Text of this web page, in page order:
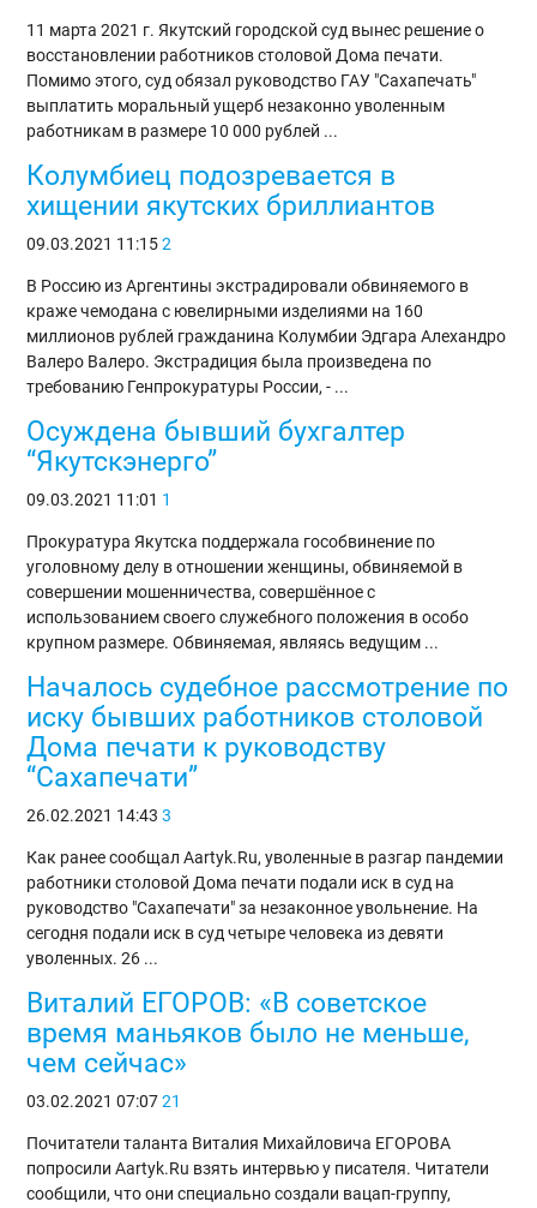
11 марта 2021 г. Якутский городской суд вынес решение о
восстановлении работников столовой Дома печати.
Помимо этого, суд обязал руководство ГАУ "Сахапечать"
выплатить моральный ущерб незаконно уволенным
работникам в размере 10 000 рублей ...
Колумбиец подозревается в
хищении якутских бриллиантов
09.03.2021 11:15 2
В Россию из Аргентины экстрадировали обвиняемого в
краже чемодана с ювелирными изделиями на 160
миллионов рублей гражданина Колумбии Эдгара Алехандро
Валеро Валеро. Экстрадиция была произведена по
требованию Генпрокуратуры России, - ...
Осуждена бывший бухгалтер
“Якутскэнерго”
09.03.2021 11:01 1
Прокуратура Якутска поддержала гособвинение по
уголовному делу в отношении женщины, обвиняемой в
совершении мошенничества, совершённое с
использованием своего служебного положения в особо
крупном размере. Обвиняемая, являясь ведущим ...
Началось судебное рассмотрение по
иску бывших работников столовой
Дома печати к руководству
“Сахапечати”
26.02.2021 14:43 3
Как ранее сообщал Aartyk.Ru, уволенные в разгар пандемии
работники столовой Дома печати подали иск в суд на
руководство "Сахапечати" за незаконное увольнение. На
сегодня подали иск в суд четыре человека из девяти
уволенных. 26 ...
Виталий ЕГОРОВ: «В советское
время маньяков было не меньше,
чем сейчас»
03.02.2021 07:07 21
Почитатели таланта Виталия Михайловича ЕГОРОВА
попросили Aartyk.Ru взять интервью у писателя. Читатели
сообщили, что они специально создали вацап-группу,